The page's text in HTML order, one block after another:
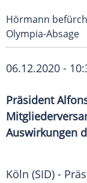
Hörmann
Olympia-Absage
06.12.2020 -
Präsident
Auswirkungen
Köln (SID) -